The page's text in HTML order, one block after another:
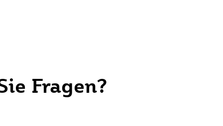
Fragen?